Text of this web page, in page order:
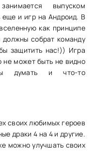
выпуском
еще и игр на Андроид. В
как принципе
собрат команду
защитить нас!)) Игра
не может быть не видно
думать и что-то
своих любимых героев
драки 4 на 4 и другие.
можно улучшать своих